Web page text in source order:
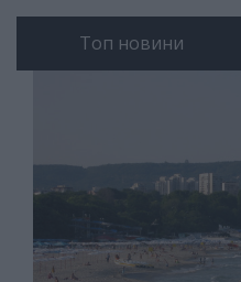
Топ новини